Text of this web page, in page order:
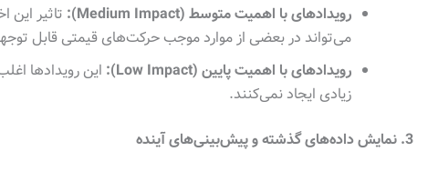
رویدادهای با اهمیت متوسط (Medium Impact):
تاثیر این
می‌تواند در بعضی از موارد موجب حرکت‌های قیمتی قابل
رویدادهای با اهمیت پایین (Low Impact):
این رویدادها
زیادی ایجاد نمی‌کنند.
3. نمایش داده‌های گذشته و پیش‌بینی‌های آینده